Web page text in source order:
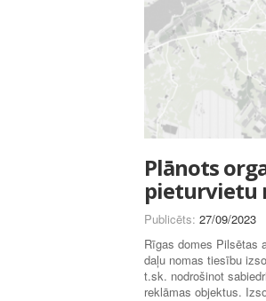
Plānots
pieturvietu
Publicēts: 27/09/2023
Rīgas domes Pilsētas
daļu nomas tiesību
t.sk. nodrošinot
reklāmas objektus.